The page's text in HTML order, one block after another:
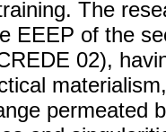
The
EEEP of the
02),
permeated